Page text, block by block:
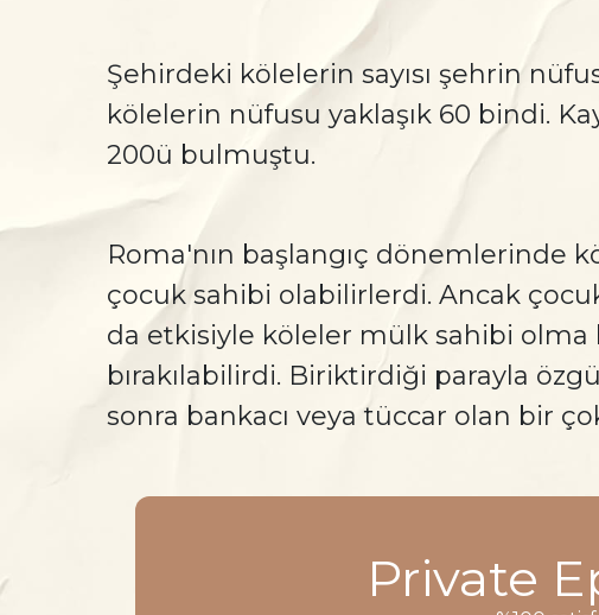
Şehirdeki kölelerin sayısı şehrin
kölelerin nüfusu yaklaşık 60 bindi.
200ü bulmuştu.
Roma'nın başlangıç dönemlerinde
çocuk sahibi olabilirlerdi. Ancak
da etkisiyle köleler mülk sahibi olma
bırakılabilirdi. Biriktirdiği parayla
sonra bankacı veya tüccar olan bir
Private